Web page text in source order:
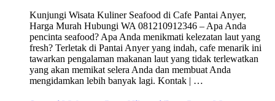
Kunjungi Wisata Kuliner Seafood di Cafe Pantai Anyer,
Harga Murah Hubungi WA 081210912346 – Apa Anda
pencinta seafood? Apa Anda menikmati kelezatan laut yang
fresh? Terletak di Pantai Anyer yang indah, cafe menarik ini
tawarkan pengalaman makanan laut yang tidak terlewatkan
yang akan memikat selera Anda dan membuat Anda
mengidamkan lebih banyak lagi. Kontak | …